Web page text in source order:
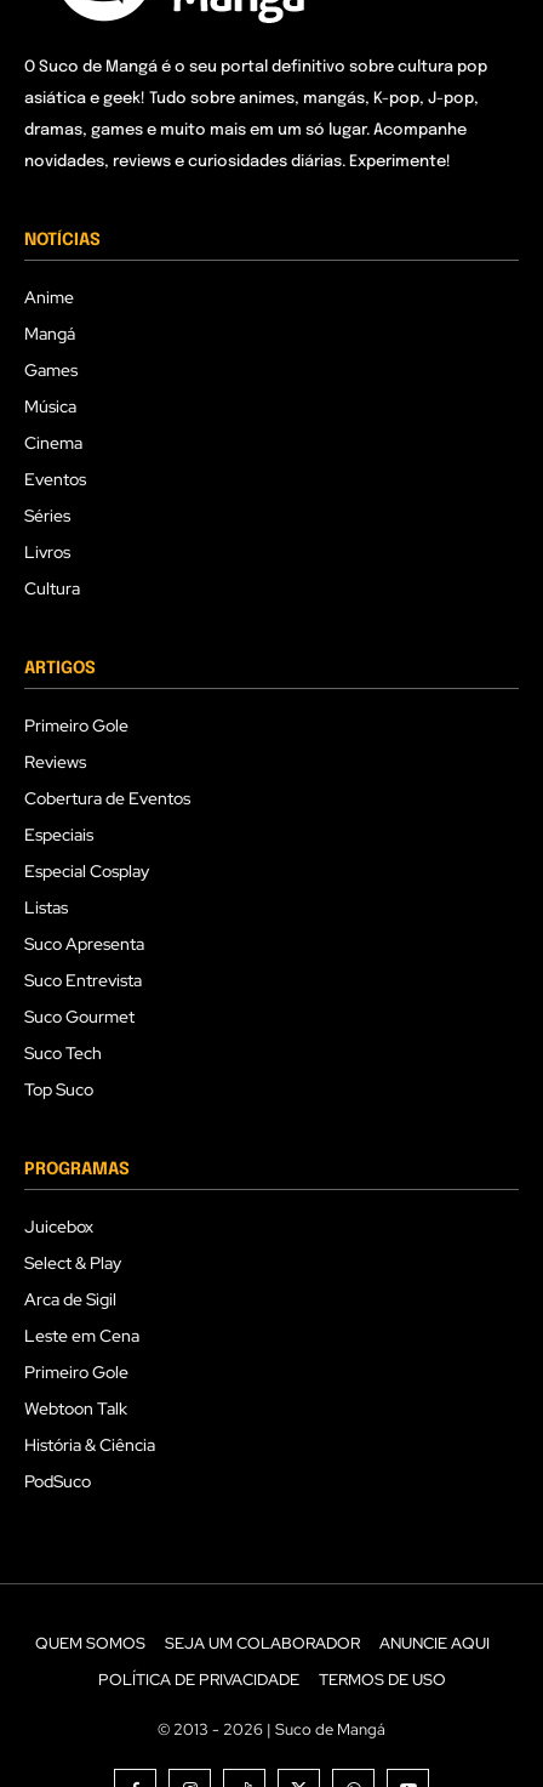
O Suco de Mangá é o seu portal definitivo sobre cultura pop
asiática e geek! Tudo sobre animes, mangás, K-pop, J-pop,
dramas, games e muito mais em um só lugar. Acompanhe
novidades, reviews e curiosidades diárias. Experimente!
NOTÍCIAS
Anime
Mangá
Games
Música
Cinema
Eventos
Séries
Livros
Cultura
ARTIGOS
Primeiro Gole
Reviews
Cobertura de Eventos
Especiais
Especial Cosplay
Listas
Suco Apresenta
Suco Entrevista
Suco Gourmet
Suco Tech
Top Suco
PROGRAMAS
Juicebox
Select & Play
Arca de Sigil
Leste em Cena
Primeiro Gole
Webtoon Talk
História & Ciência
PodSuco
QUEM SOMOS SEJA UM COLABORADOR
ANUNCIE AQUI
POLÍTICA DE PRIVACIDADE
TERMOS DE USO
© 2013 - 2026 | Suco de Mangá